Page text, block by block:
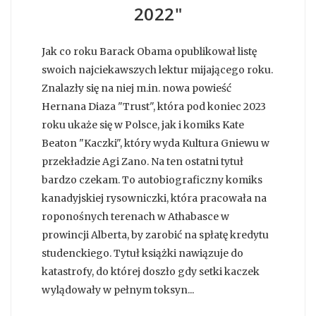
2022"
Jak co roku Barack Obama opublikował listę
swoich najciekawszych lektur mijającego roku.
Znalazły się na niej m.in. nowa powieść
Hernana Diaza "Trust", która pod koniec 2023
roku ukaże się w Polsce, jak i komiks Kate
Beaton "Kaczki", który wyda Kultura Gniewu w
przekładzie Agi Zano. Na ten ostatni tytuł
bardzo czekam. To autobiograficzny komiks
kanadyjskiej rysowniczki, która pracowała na
roponośnych terenach w Athabasce w
prowincji Alberta, by zarobić na spłatę kredytu
studenckiego. Tytuł książki nawiązuje do
katastrofy, do której doszło gdy setki kaczek
wylądowały w pełnym toksyn...